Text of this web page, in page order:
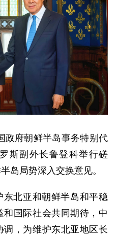
政府朝鲜半岛事务特别代
斯副外长鲁登科举行磋
岛局势深入交换意见。
东北亚和朝鲜半岛和平稳
国际社会共同期待，中
，为维护东北亚地区长